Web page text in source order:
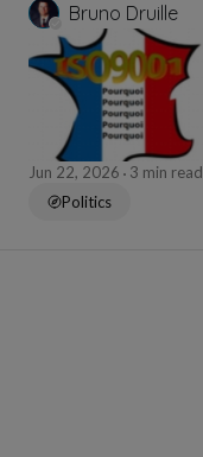
Bruno Druille
Jun 22, 2026
3 min read
Politics